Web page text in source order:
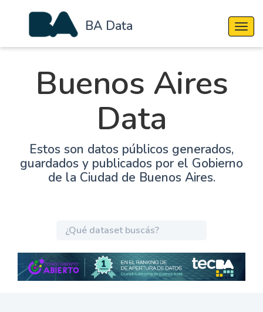
BA Data
Buenos Aires
Data
Estos son datos públicos generados,
guardados y publicados por el Gobierno
de la Ciudad de Buenos Aires.